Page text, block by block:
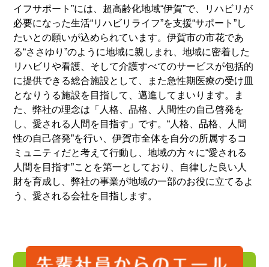
イフサポート”には、超高齢化地域“伊賀”で、リハビリが
必要になった生活“リハビリライフ”を支援“サポート”し
たいとの願いが込められています。伊賀市の市花であ
る“ささゆり”のように地域に親しまれ、地域に密着した
リハビリや看護、そして介護すべてのサービスが包括的
に提供できる総合施設として、また急性期医療の受け皿
となりうる施設を目指して、邁進してまいります。ま
た、弊社の理念は「人格、品格、人間性の自己啓発を
し、愛される人間を目指す」です。“人格、品格、人間
性の自己啓発”を行い、伊賀市全体を自分の所属するコ
ミュニティだと考えて行動し、地域の方々に“愛される
人間を目指す”ことを第一としており、自律した良い人
財を育成し、弊社の事業が地域の一部のお役に立てるよ
う、愛される会社を目指します。